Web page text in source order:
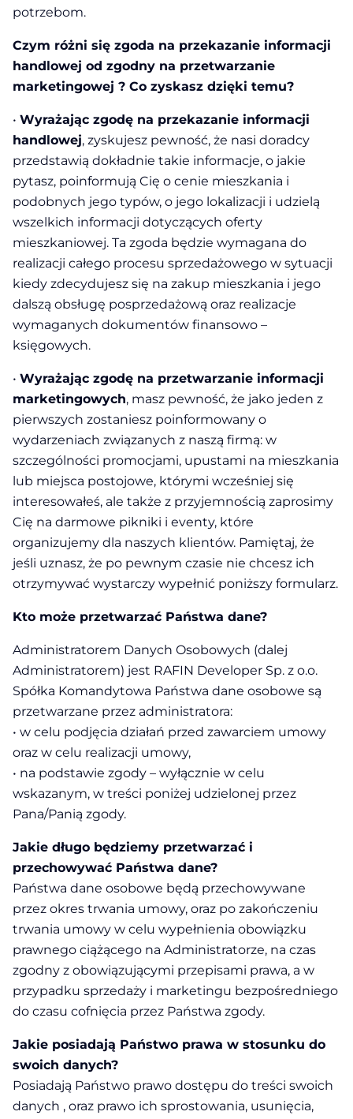
potrzebom.
Czym różni się zgoda na przekazanie informacji
handlowej od zgodny na przetwarzanie
marketingowej ? Co zyskasz dzięki temu?
• Wyrażając zgodę na przekazanie informacji
handlowej, zyskujesz pewność, że nasi doradcy
przedstawią dokładnie takie informacje, o jakie
pytasz, poinformują Cię o cenie mieszkania i
podobnych jego typów, o jego lokalizacji i udzielą
wszelkich informacji dotyczących oferty
mieszkaniowej. Ta zgoda będzie wymagana do
realizacji całego procesu sprzedażowego w sytuacji
kiedy zdecydujesz się na zakup mieszkania i jego
dalszą obsługę posprzedażową oraz realizacje
wymaganych dokumentów finansowo –
księgowych.
• Wyrażając zgodę na przetwarzanie informacji
marketingowych, masz pewność, że jako jeden z
pierwszych zostaniesz poinformowany o
wydarzeniach związanych z naszą firmą: w
szczególności promocjami, upustami na mieszkania
lub miejsca postojowe, którymi wcześniej się
interesowałeś, ale także z przyjemnością zaprosimy
Cię na darmowe pikniki i eventy, które
organizujemy dla naszych klientów. Pamiętaj, że
jeśli uznasz, że po pewnym czasie nie chcesz ich
otrzymywać wystarczy wypełnić poniższy formularz.
Kto może przetwarzać Państwa dane?
Administratorem Danych Osobowych (dalej
Administratorem) jest RAFIN Developer Sp. z o.o.
Spółka Komandytowa Państwa dane osobowe są
przetwarzane przez administratora:
• w celu podjęcia działań przed zawarciem umowy
oraz w celu realizacji umowy,
• na podstawie zgody – wyłącznie w celu
wskazanym, w treści poniżej udzielonej przez
Pana/Panią zgody.
Jakie długo będziemy przetwarzać i
przechowywać Państwa dane?
Państwa dane osobowe będą przechowywane
przez okres trwania umowy, oraz po zakończeniu
trwania umowy w celu wypełnienia obowiązku
prawnego ciążącego na Administratorze, na czas
zgodny z obowiązującymi przepisami prawa, a w
przypadku sprzedaży i marketingu bezpośredniego
do czasu cofnięcia przez Państwa zgody.
Jakie posiadają Państwo prawa w stosunku do
swoich danych?
Posiadają Państwo prawo dostępu do treści swoich
danych , oraz prawo ich sprostowania, usunięcia,